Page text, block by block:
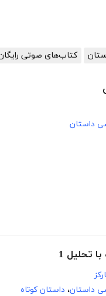
کتاب‌های صوتی
داستان
تحلیل 1
داستان، داستان کوتاه